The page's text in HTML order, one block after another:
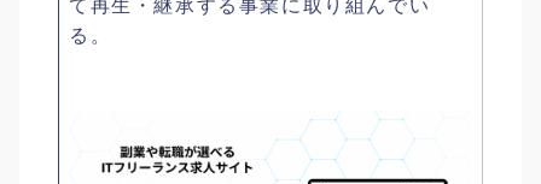
て再生・継承する事業に取り組んでい
る。